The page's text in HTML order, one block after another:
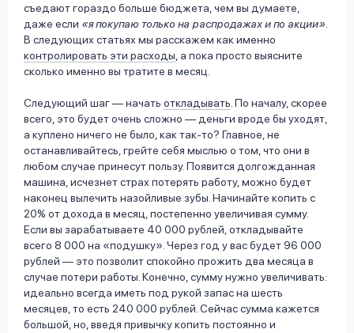
съедают гораздо больше бюджета, чем вы думаете,
даже если «я покупаю только на распродажах и по акции».
В следующих статьях мы расскажем как именно
контролировать эти расходы, а пока просто выясните
сколько именно вы тратите в месяц.
Следующий шаг –– начать откладывать. По началу, скорее
всего, это будет очень сложно –– деньги вроде бы уходят,
а куплено ничего не было, как так-то? Главное, не
останавливайтесь, грейте себя мыслью о том, что они в
любом случае принесут пользу. Появится долгожданная
машина, исчезнет страх потерять работу, можно будет
наконец вылечить назойливые зубы. Начинайте копить с
20% от дохода в месяц, постепенно увеличивая сумму.
Если вы зарабатываете 40 000 рублей, откладывайте
всего 8 000 на «подушку». Через год у вас будет 96 000
рублей –– это позволит спокойно прожить два месяца в
случае потери работы. Конечно, сумму нужно увеличивать:
идеально всегда иметь под рукой запас на шесть
месяцев, то есть 240 000 рублей. Сейчас сумма кажется
большой, но, введя привычку копить постоянно и